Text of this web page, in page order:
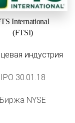
International
(FTSI)
индустрия
IPO 30.01.18
Биржа NYSE